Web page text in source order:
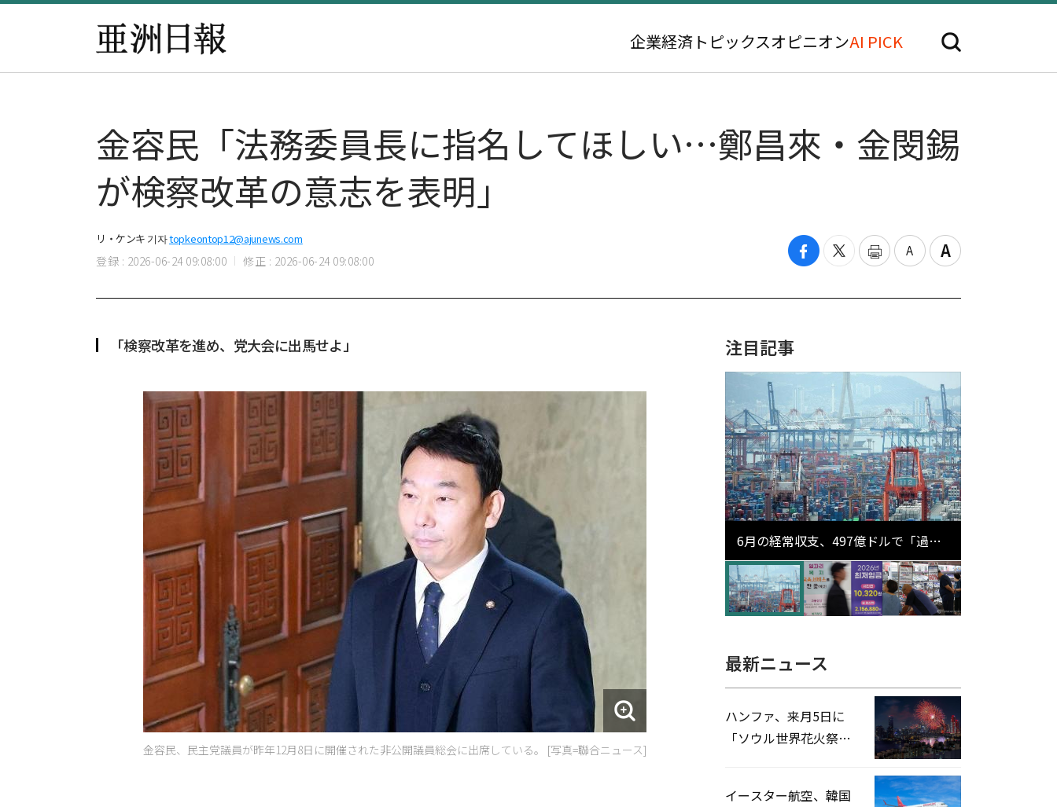
企業経済 トピックスオピニオンAI PICK
金容民「法務委員長に指名してほしい…鄭昌來・金閔錫
が検察改革の意志を表明」
リ・ケンキ 기자topkeontop12@ajunews.com
登録 : 2026-06-24 09:08:00 修正 : 2026-06-24 09:08:00
「検察改革を進め、党大会に出馬せよ」
金容民、民主党議員が昨年12月8日に開催された非公開議員総会に出席している。 [写真=聯合ニュース]
注目記事
6月の経常収支、497億ドルで「過去
最大」…輸出が初の1000億ドル突破
最新ニュース
ハンファ、来月5日に
「ソウル世界花火祭り
イースター航空、韓国